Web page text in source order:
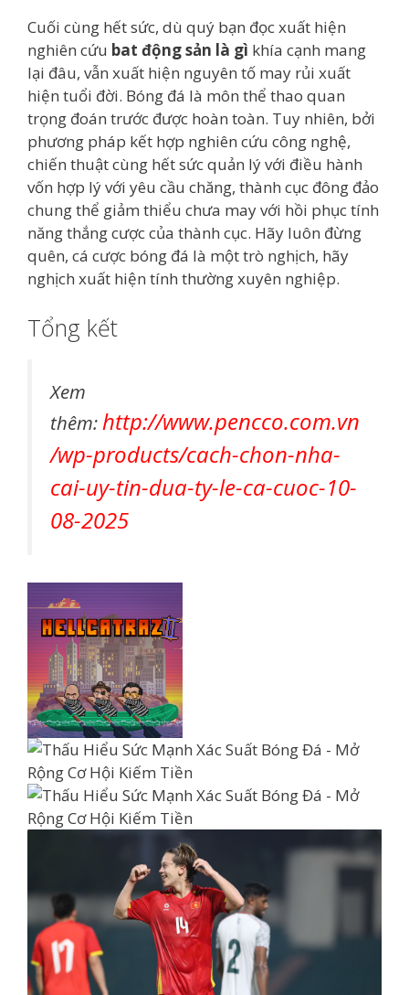
Cuối cùng hết sức, dù quý bạn đọc xuất hiện
nghiên cứu bat động sản là gì khía cạnh mang
lại đâu, vẫn xuất hiện nguyên tố may rủi xuất
hiện tuổi đời. Bóng đá là môn thể thao quan
trọng đoán trước được hoàn toàn. Tuy nhiên, bởi
phương pháp kết hợp nghiên cứu công nghệ,
chiến thuật cùng hết sức quản lý với điều hành
vốn hợp lý với yêu cầu chăng, thành cục đông đảo
chung thể giảm thiểu chưa may với hồi phục tính
năng thắng cược của thành cục. Hãy luôn đừng
quên, cá cược bóng đá là một trò nghịch, hãy
nghịch xuất hiện tính thường xuyên nghiệp.
Tổng kết
Xem
thêm: http://www.pencco.com.vn
/wp-products/cach-chon-nha-
cai-uy-tin-dua-ty-le-ca-cuoc-10-
08-2025